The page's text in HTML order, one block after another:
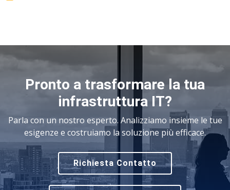
Pronto a trasformare la tua
infrastruttura IT?
Parla con un nostro esperto. Analizziamo insieme le tue
esigenze e costruiamo la soluzione più efficace.
Richiesta Contatto